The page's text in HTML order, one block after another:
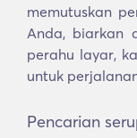
memutuskan
Anda, biarkan
perahu layar,
untuk
Pencarian